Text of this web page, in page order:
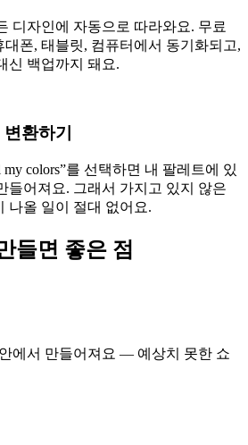
디자인에 자동으로 따라와요. 무료
폰, 태블릿, 컴퓨터에서 동기화되고,
신 백업까지 돼요.
환하기
colors”를 선택하면 내 팔레트에 있
들어져요. 그래서 가지고 있지 않은
나올 일이 절대 없어요.
들면 좋은 점
에서 만들어져요 — 예상치 못한 쇼